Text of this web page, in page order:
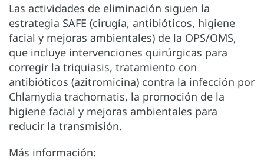
Las actividades de eliminación siguen la
estrategia SAFE (cirugía, antibióticos, higiene
facial y mejoras ambientales) de la OPS/OMS,
que incluye intervenciones quirúrgicas para
corregir la triquiasis, tratamiento con
antibióticos (azitromicina) contra la infección por
Chlamydia trachomatis, la promoción de la
higiene facial y mejoras ambientales para
reducir la transmisión.
Más información: